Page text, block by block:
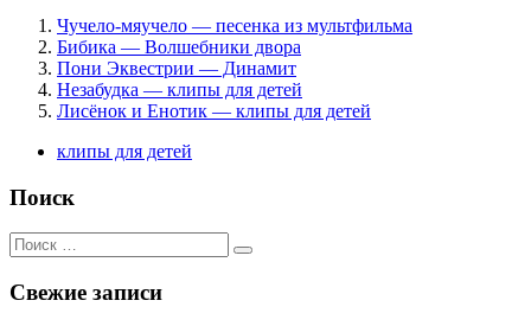
Чучело-мяучело — песенка из мультфильма
Бибика — Волшебники двора
Пони Эквестрии — Динамит
Незабудка — клипы для детей
Лисёнок и Енотик — клипы для детей
клипы для детей
Поиск
Поиск
для:
Свежие записи